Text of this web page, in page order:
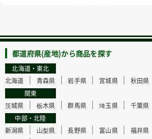
都道府県(産地)から商品を探す
北海道・東北
北海道
｜ 青森県 ｜岩手県 ｜ 宮城県｜ 秋田県
関東
茨城県
｜ 栃木県 ｜群馬県 ｜埼玉県｜ 千葉県
中部・北陸
新潟県
｜ 山梨県 ｜長野県 ｜ 富山県｜ 福井県